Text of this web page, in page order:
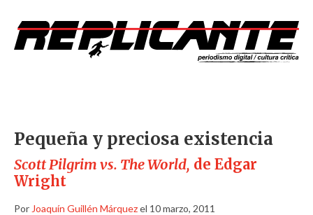
Pequeña y preciosa existencia
Scott Pilgrim vs. The World, de Edgar
Wright
Por Joaquín Guillén Márquezel 10 marzo, 2011